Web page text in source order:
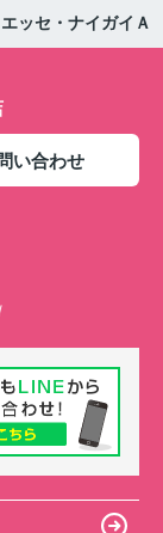
エッセ・ナイガイＡ
い合わせ